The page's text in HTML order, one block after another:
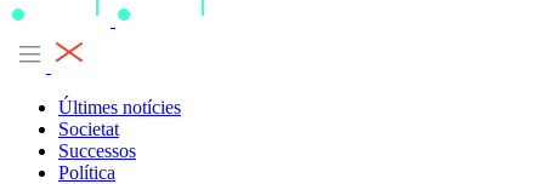
Últimes notícies
Societat
Successos
Política